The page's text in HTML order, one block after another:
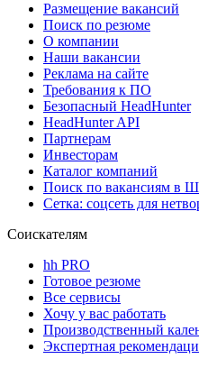
Размещение вакансий
Поиск по резюме
О компании
Наши вакансии
Реклама на сайте
Требования к ПО
Безопасный HeadHunter
HeadHunter API
Партнерам
Инвесторам
Каталог компаний
Поиск по вакансиям в
Сетка: соцсеть для
Соискателям
hh PRO
Готовое резюме
Все сервисы
Хочу у вас работать
Производственный
Экспертная